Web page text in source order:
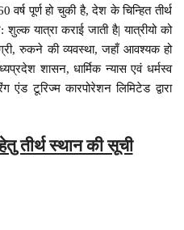
पूर्ण हो चुकी है, देश के चिन्हित तीर्थ
यात्रा कराई जाती है| यात्रीयो को
रुकने की व्यवस्था, जहाँ आवश्यक हो
शासन, धार्मिक न्यास एवं धर्मस्व
टूरिज्म कारपोरेशन लिमिटेड द्वारा
तीर्थ स्थान की सूची